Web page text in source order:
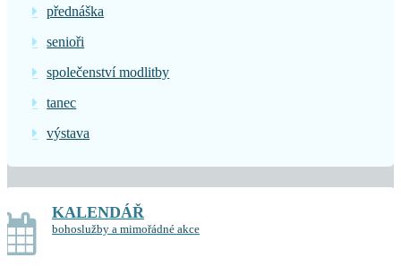
přednáška
senioři
společenství modlitby
tanec
výstava
KALENDÁŘ
bohoslužby a mimořádné akce